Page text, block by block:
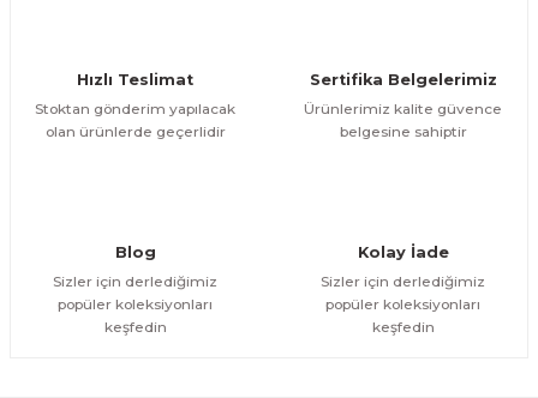
Bu ürüne benzer farklı alternatifler olmalı.
Hızlı Teslimat
Stoktan gönderim yapılacak
olan ürünlerde geçerlidir
Sertifika Belgelerimiz
Ürünlerimiz kalite güvence
belgesine sahiptir
Blog
Sizler için derlediğimiz
popüler koleksiyonları
keşfedin
Kolay İade
Sizler için derlediğimiz
popüler koleksiyonları
keşfedin